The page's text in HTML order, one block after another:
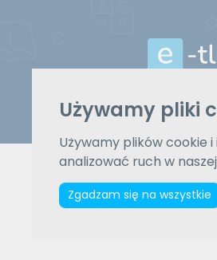
Używamy pliki
Używamy plików cookie
analizować ruch w
Zgadzam się na wszystkie
Z języka
Wybierz